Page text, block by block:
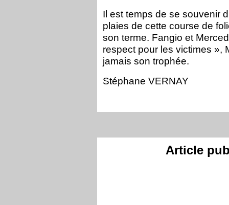
Il est temps de se souvenir
plaies de cette course de
son terme. Fangio et
respect pour les victimes »,
jamais son trophée.
Stéphane VERNAY
Article